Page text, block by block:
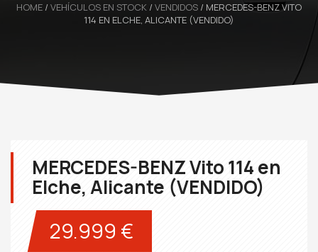
HOME / VEHÍCULOS EN STOCK / VENDIDOS / MERCEDES-BENZ VITO
114 EN ELCHE, ALICANTE (VENDIDO)
MERCEDES-BENZ Vito 114 en
Elche, Alicante (VENDIDO)
29.999 €